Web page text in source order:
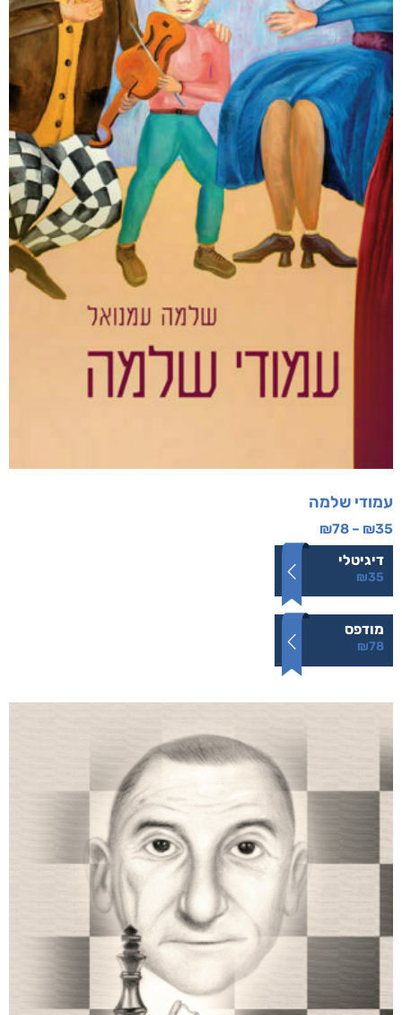
עמודי שלמה
₪35
–
₪78
דיגיטלי
₪35
מודפס
₪78